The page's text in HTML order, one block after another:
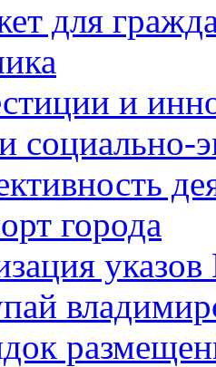
для
и
социально-
города